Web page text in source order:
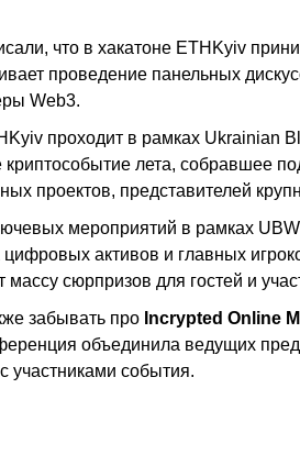
что в хакатоне ETHKyiv
проведение панельных
Web3.
проходит в рамках Ukrainian
криптособытие лета, собравшее
проектов, представителей
мероприятий в рамках UBW
активов и главных
массу сюрпризов для гостей и
забывать про Incrypted Online
объединила ведущих
участниками события.